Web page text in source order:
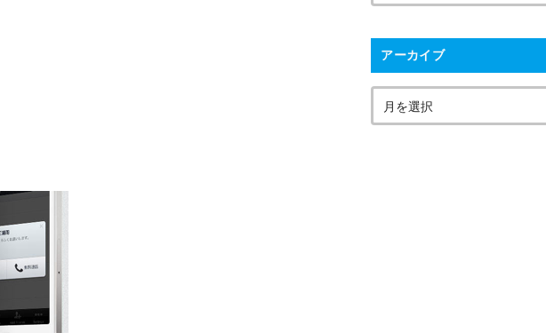
アーカイブ